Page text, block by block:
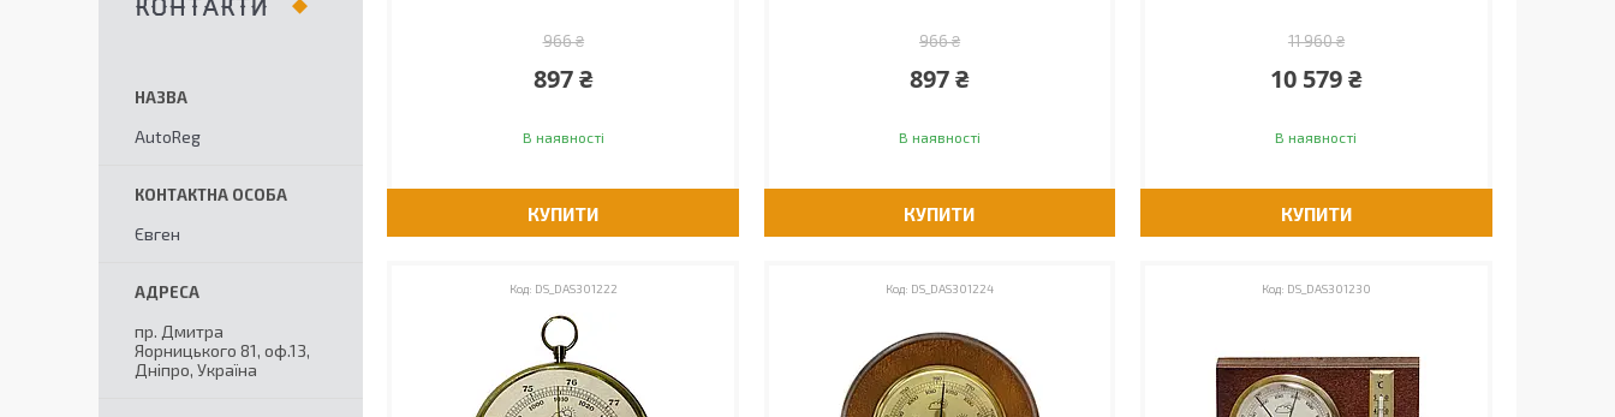
966 ₴
897 ₴
В наявності
КУПИТИ
966 ₴
897 ₴
В наявності
КУПИТИ
11 960 ₴
10 579 ₴
В наявності
КУПИТИ
DS_DAS301222 DS_DAS301224 DS_DAS301230
КОНТАКТИ
AutoReg
Євген
пр. Дмитра
Яорницького 81, оф.13,
Дніпро, Україна